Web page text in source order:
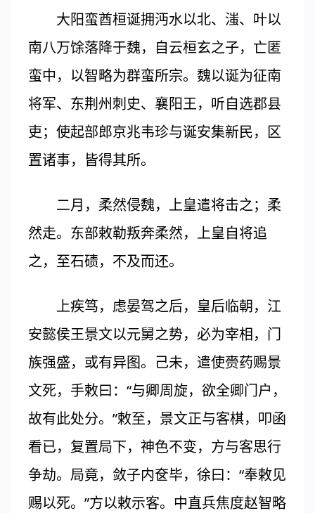
大阳蛮酋桓诞拥沔水以北、滍、叶以
南八万馀落降于魏，自云桓玄之子，亡匿
蛮中，以智略为群蛮所宗。魏以诞为征南
将军、东荆州刺史、襄阳王，听自选郡县
吏；使起部郎京兆韦珍与诞安集新民，区
置诸事，皆得其所。
二月，柔然侵魏，上皇遣将击之；柔
然走。东部敕勒叛奔柔然，上皇自将追
之，至石碛，不及而还。
上疾笃，虑晏驾之后，皇后临朝，江
安懿侯王景文以元舅之势，必为宰相，门
族强盛，或有异图。己未，遣使赍药赐景
文死，手敕曰：“与卿周旋，欲全卿门户，
故有此处分。”敕至，景文正与客棋，叩函
看已，复置局下，神色不变，方与客思行
争劫。局竟，敛子内奁毕，徐曰：“奉敕见
赐以死。”方以敕示客。中直兵焦度赵智略